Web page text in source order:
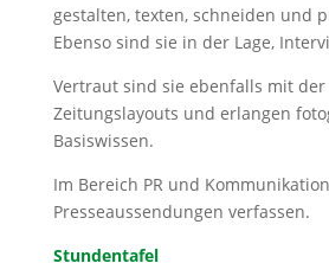
gestalten, texten, schneiden und
Ebenso sind sie in der Lage,
Vertraut sind sie ebenfalls mit der
Zeitungslayouts und erlangen
Basiswissen.
Im Bereich PR und
Presseaussendungen verfassen.
Stundentafel